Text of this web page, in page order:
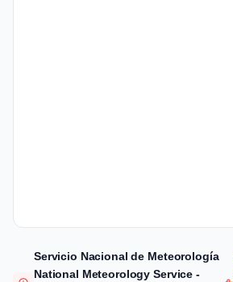
Servicio Nacional de Meteorología
National Meteorology Service -